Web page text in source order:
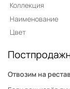
Коллекция
Наименование
Цвет
Отвозим на